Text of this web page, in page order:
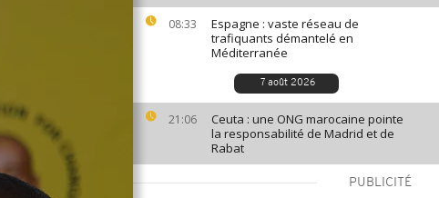
08:33
Espagne : vaste réseau de
trafiquants démantelé en
Méditerranée
7 août 2026
21:06
Ceuta : une ONG marocaine pointe
la responsabilité de Madrid et de
Rabat
PUBLICITÉ